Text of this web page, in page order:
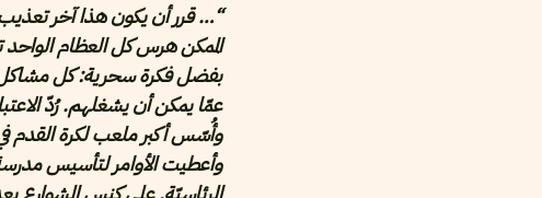
“… قرر أن يكون هذا آخر
الممكن هرس كل العظام الواحد
بفضل فكرة سحرية: كل مشاكل
عمّا يمكن أن يشغلهم. رُدّ
وأُسّس أكبر ملعب لكرة القدم في
وأعطيت الأوامر لتأسيس